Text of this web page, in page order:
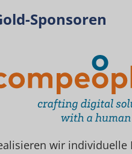
Sponsoren
wir individuelle